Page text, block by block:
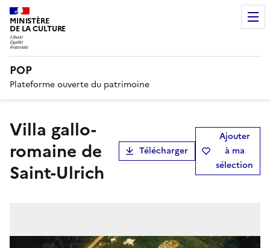
MINISTÈRE
DE LA CULTURE
POP
Plateforme ouverte du patrimoine
Villa gallo-
romaine de
Saint-Ulrich
Télécharger
Ajouter
à ma
sélection